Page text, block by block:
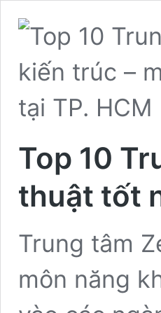
Top 10
thuật tốt
Trung tâm
môn năng